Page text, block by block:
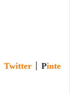
Twitter Pinte